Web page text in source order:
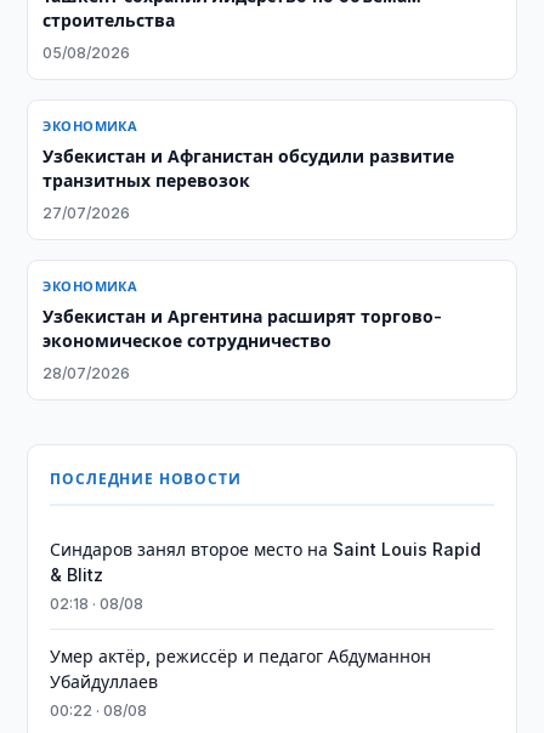
строительства
05/08/2026
ЭКОНОМИКА
Узбекистан и Афганистан обсудили развитие
транзитных перевозок
27/07/2026
ЭКОНОМИКА
Узбекистан и Аргентина расширят торгово-
экономическое сотрудничество
28/07/2026
ПОСЛЕДНИЕ НОВОСТИ
Синдаров занял второе место на Saint Louis Rapid
& Blitz
02:18 · 08/08
Умер актёр, режиссёр и педагог Абдуманнон
Убайдуллаев
00:22 · 08/08